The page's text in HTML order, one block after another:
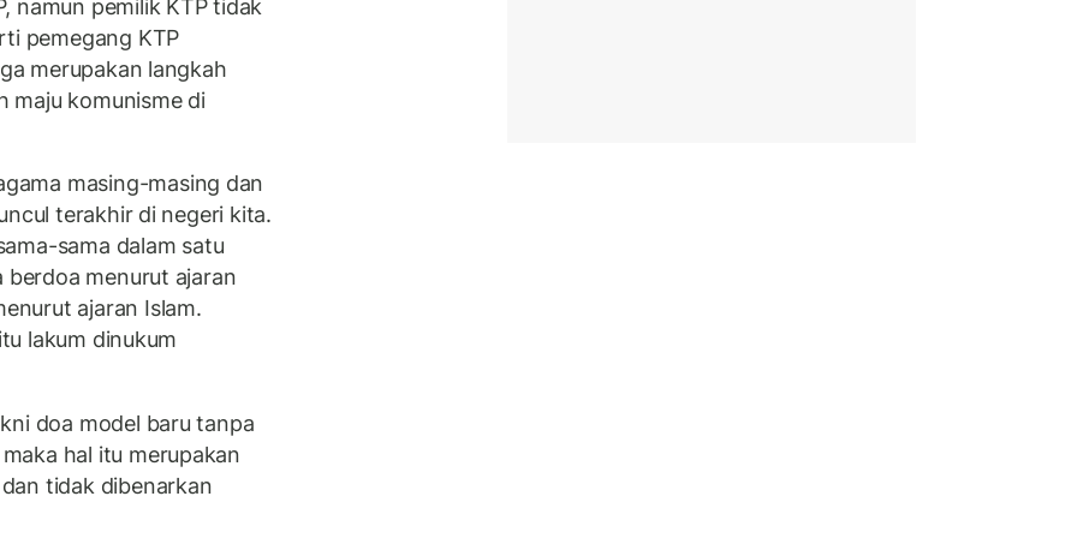
namun pemilik KTP tidak
pemegang KTP
merupakan langkah
maju komunisme di
masing-masing dan
terakhir di negeri kita.
sama dalam satu
berdoa menurut ajaran
ajaran Islam.
lakum dinukum
doa model baru tanpa
hal itu merupakan
tidak dibenarkan